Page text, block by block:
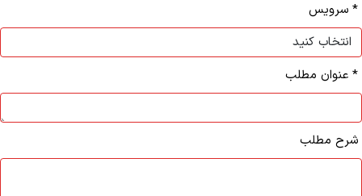
سرویس
مطلب
مطلب